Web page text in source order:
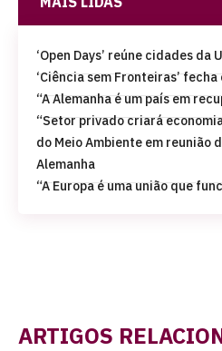
‘Open Days’ reúne cidades da
‘Ciência sem Fronteiras’
“A Alemanha é um país em
“Setor privado criará
do Meio Ambiente em reunião
Alemanha
“A Europa é uma união que
ARTIGOS